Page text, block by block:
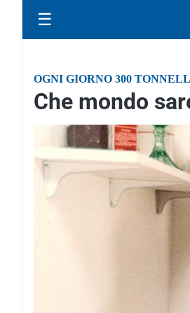
☰
OGNI GIORNO 300
Che mondo